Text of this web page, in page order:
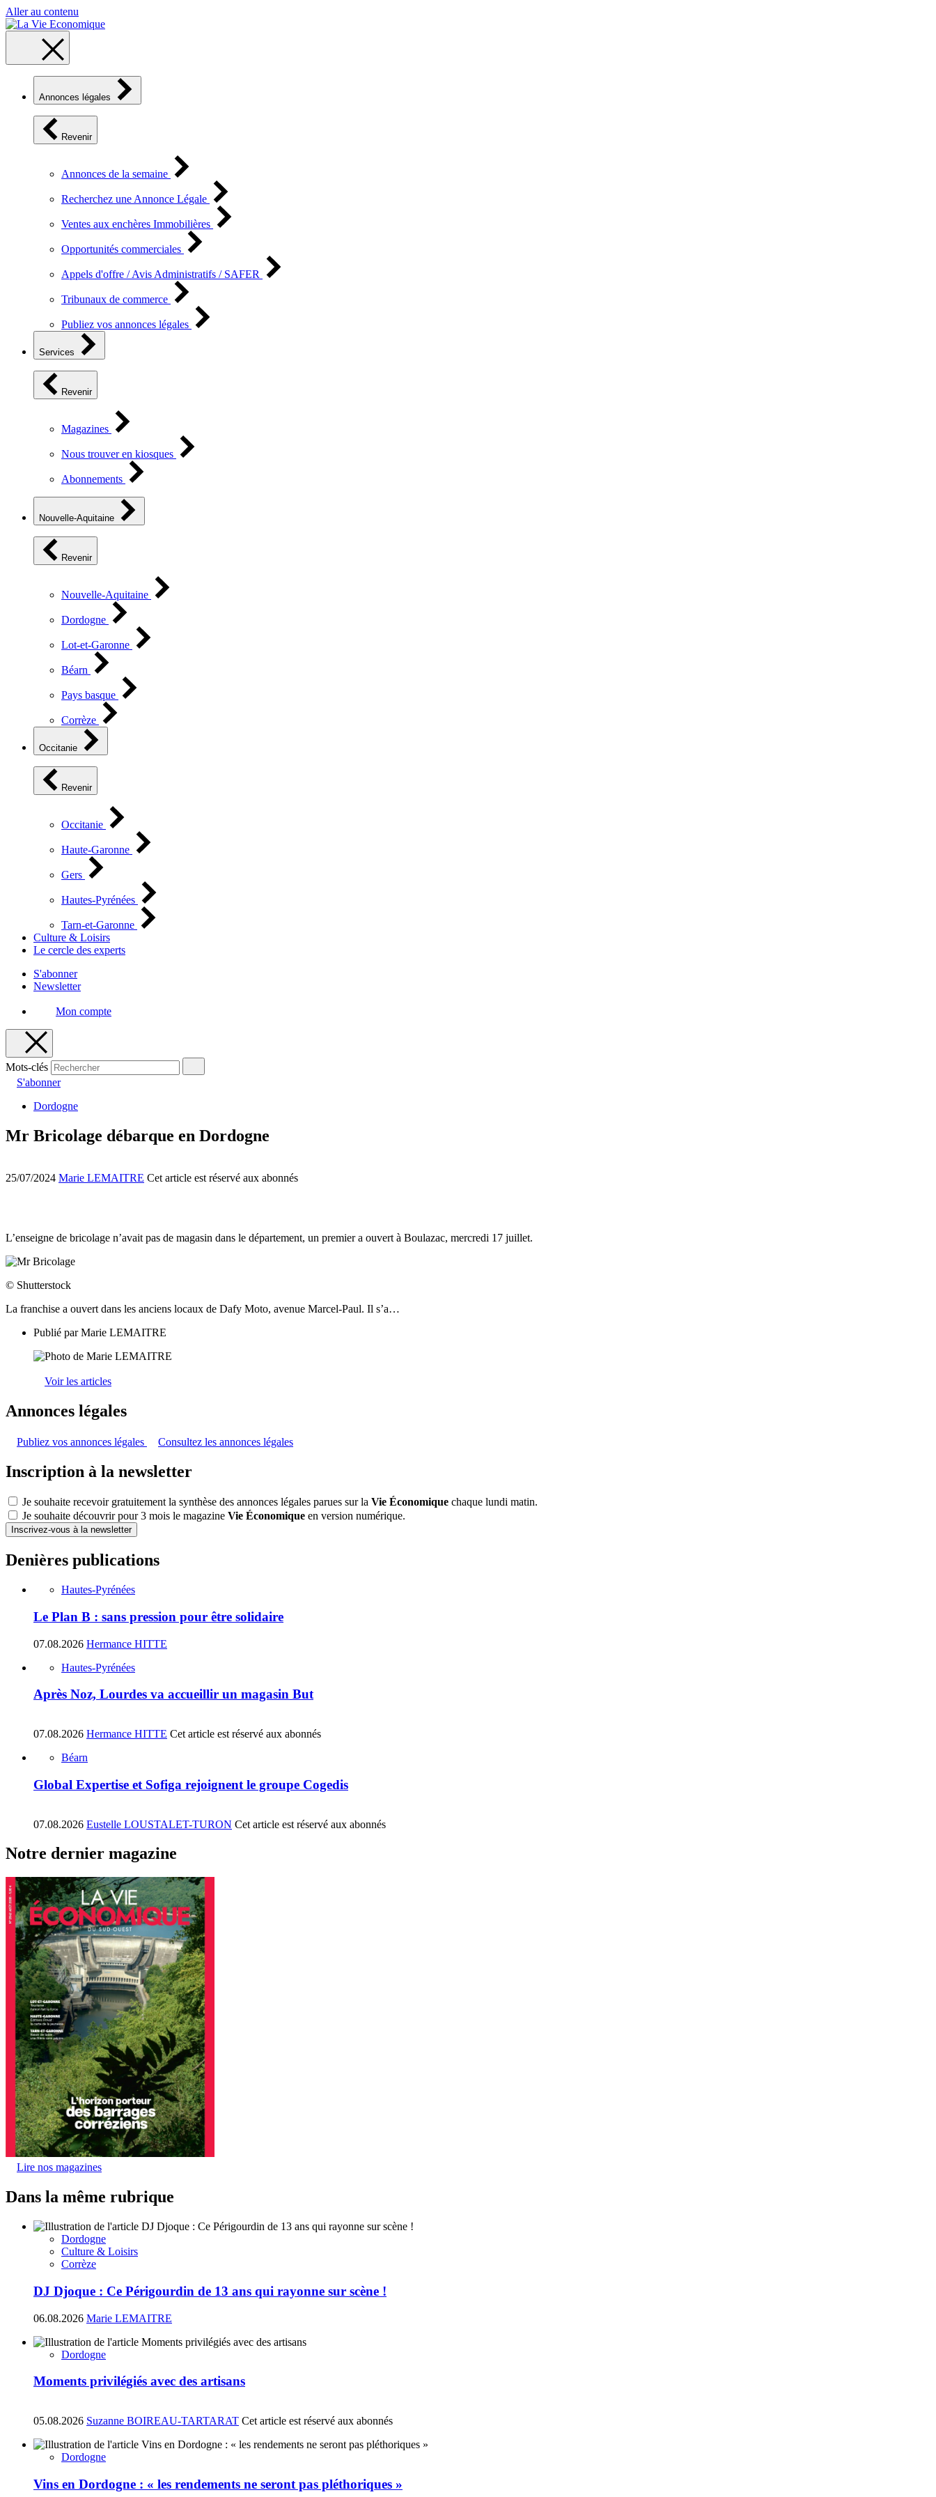
Aller au contenu
Annonces légales
Revenir
Annonces de la semaine
Recherchez une Annonce Légale
Ventes aux enchères Immobilières
Opportunités commerciales
Appels d'offre / Avis Administratifs / SAFER
Tribunaux de commerce
Publiez vos annonces légales
Services
Revenir
Magazines
Nous trouver en kiosques
Abonnements
Nouvelle-Aquitaine
Revenir
Nouvelle-Aquitaine
Dordogne
Lot-et-Garonne
Béarn
Pays basque
Corrèze
Occitanie
Revenir
Occitanie
Haute-Garonne
Gers
Hautes-Pyrénées
Tarn-et-Garonne
Culture & Loisirs
Le cercle des experts
S'abonner
Newsletter
Mon compte
Mots-clés
S'abonner
Dordogne
Mr Bricolage débarque en Dordogne
25/07/2024 Marie LEMAITRE Cet article est réservé aux abonnés
L’enseigne de bricolage n’avait pas de magasin dans le département, un premier a ouvert à Boulazac, mercredi 17 juillet.
© Shutterstock
La franchise a ouvert dans les anciens locaux de Dafy Moto, avenue Marcel-Paul. Il s’a…
Publié parMarie LEMAITRE
Voir les articles
Annonces légales
Publiez vos annonces légales Consultez les annonces légales
Inscription à la newsletter
Je souhaite recevoir gratuitement la synthèse des annonces légales parues sur la Vie Économique chaque lundi matin.
Je souhaite découvrir pour 3 mois le magazine Vie Économique en version numérique.
Inscrivez-vous à la newsletter
Denières publications
Hautes-Pyrénées
Le Plan B : sans pression pour être solidaire
07.08.2026 Hermance HITTE
Hautes-Pyrénées
Après Noz, Lourdes va accueillir un magasin But
07.08.2026 Hermance HITTE Cet article est réservé aux abonnés
Béarn
Global Expertise et Sofiga rejoignent le groupe Cogedis
07.08.2026 Eustelle LOUSTALET-TURON Cet article est réservé aux abonnés
Notre dernier magazine
Lire nos magazines
Dans la même rubrique
Dordogne
Culture & Loisirs
Corrèze
DJ Djoque : Ce Périgourdin de 13 ans qui rayonne sur scène !
06.08.2026 Marie LEMAITRE
Dordogne
Moments privilégiés avec des artisans
05.08.2026 Suzanne BOIREAU-TARTARAT Cet article est réservé aux abonnés
Dordogne
Vins en Dordogne : « les rendements ne seront pas pléthoriques »